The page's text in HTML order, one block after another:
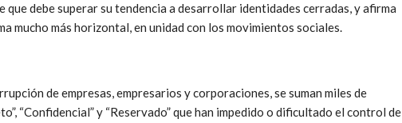
que debe superar su tendencia a desarrollar identidades cerradas, y afirma
mucho más horizontal, en unidad con los movimientos sociales.
de empresas, empresarios y corporaciones, se suman miles de
“Confidencial” y “Reservado” que han impedido o dificultado el control de